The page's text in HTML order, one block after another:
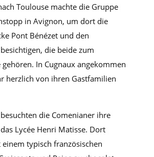
Toulouse machte die Gruppe
in Avignon, um dort die
Pont Bénézet und den
die beide zum
In Cugnaux angekommen
herzlich von ihren Gastfamilien
die Comenianer ihre
Lycée Henri Matisse. Dort
typisch französischen